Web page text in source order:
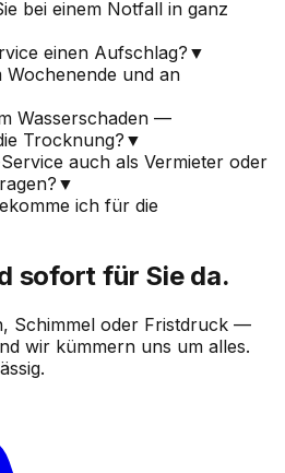
bei einem Notfall in ganz
einen Aufschlag? ▼
Wochenende und an
Wasserschaden —
Trocknung? ▼
auch als Vermieter oder
▼
ich für die
sofort für Sie da.
Schimmel oder Fristdruck —
wir kümmern uns um alles.